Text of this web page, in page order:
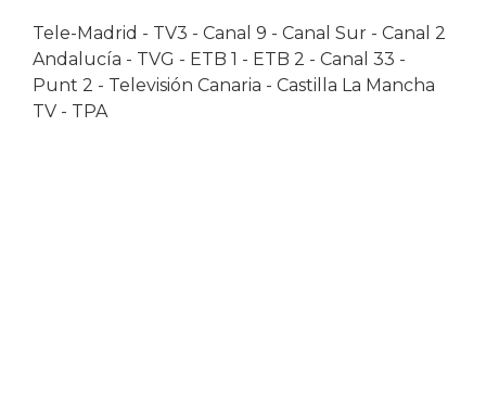
Tele-Madrid - TV3 - Canal 9 - Canal Sur - Canal 2
Andalucía - TVG - ETB 1 - ETB 2 - Canal 33 -
Punt 2 - Televisión Canaria - Castilla La Mancha
TV - TPA